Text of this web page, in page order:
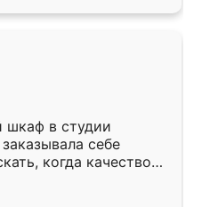
шкаф в студии
себе
когда качеством
кухня уже почти